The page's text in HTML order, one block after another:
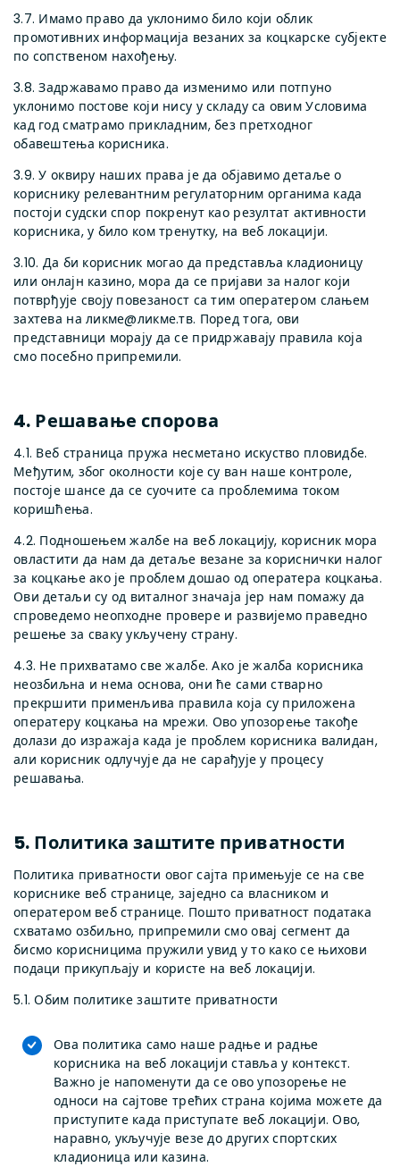
3.7. Имамо право да уклонимо било који облик
промотивних информација везаних за коцкарске субјекте
по сопственом нахођењу.
3.8. Задржавамо право да изменимо или потпуно
уклонимо постове који нису у складу са овим Условима
кад год сматрамо прикладним, без претходног
обавештења корисника.
3.9. У оквиру наших права је да објавимо детаље о
кориснику релевантним регулаторним органима када
постоји судски спор покренут као резултат активности
корисника, у било ком тренутку, на веб локацији.
3.10. Да би корисник могао да представља кладионицу
или онлајн казино, мора да се пријави за налог који
потврђује своју повезаност са тим оператером слањем
захтева на ликме@ликме.тв. Поред тога, ови
представници морају да се придржавају правила која
смо посебно припремили.
4. Решавање спорова
4.1. Веб страница пружа несметано искуство пловидбе.
Међутим, због околности које су ван наше контроле,
постоје шансе да се суочите са проблемима током
коришћења.
4.2. Подношењем жалбе на веб локацију, корисник мора
овластити да нам да детаље везане за кориснички налог
за коцкање ако је проблем дошао од оператера коцкања.
Ови детаљи су од виталног значаја јер нам помажу да
спроведемо неопходне провере и развијемо праведно
решење за сваку укључену страну.
4.3. Не прихватамо све жалбе. Ако је жалба корисника
неозбиљна и нема основа, они ће сами стварно
прекршити применљива правила која су приложена
оператеру коцкања на мрежи. Ово упозорење такође
долази до изражаја када је проблем корисника валидан,
али корисник одлучује да не сарађује у процесу
решавања.
5. Политика заштите приватности
Политика приватности овог сајта примењује се на све
кориснике веб странице, заједно са власником и
оператером веб странице. Пошто приватност података
схватамо озбиљно, припремили смо овај сегмент да
бисмо корисницима пружили увид у то како се њихови
подаци прикупљају и користе на веб локацији.
5.1. Обим политике заштите приватности
Ова политика само наше радње и радње
корисника на веб локацији ставља у контекст.
Важно је напоменути да се ово упозорење не
односи на сајтове трећих страна којима можете да
приступите када приступате веб локацији. Ово,
наравно, укључује везе до других спортских
кладионица или казина.